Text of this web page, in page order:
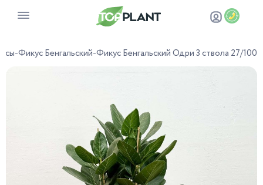
-Фикус Бенгальский-Фикус Бенгальский Одри 3 ствола 27/100